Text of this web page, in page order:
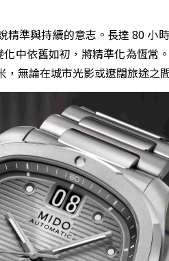
準與持續的意志。長達 80 小
中依舊如初，將精準化為恆常
無論在城市光影或遼闊旅途之